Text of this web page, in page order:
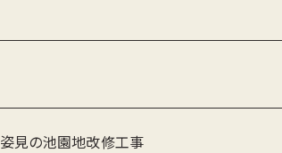
見の池園地改修工事